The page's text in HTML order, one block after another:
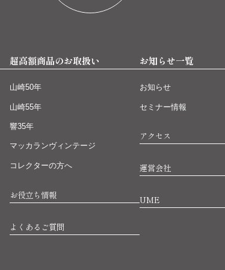
超高額商品のお取扱い
山崎50年
山崎55年
響35年
マッカランヴィンテージ
コレクターの方へ
お役立ち情報
よくあるご質問
お知らせ一覧
お知らせ
セミナー情報
アクセス
運営会社
UME